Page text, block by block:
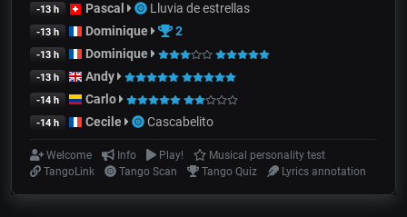
-13 h Pascal Lluvia de estrellas
-13 h Dominique 2
-13 h Dominique
-13 h Andy
-14 h Carlo
-14 h Cecile Cascabelito
Welcome Info Play!
Musical personality test
TangoLink
Tango Scan Tango Quiz Lyrics annotation